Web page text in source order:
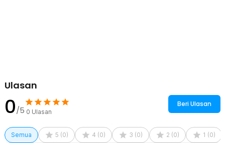
Ulasan
0/5 0 Ulasan
Beri Ulasan
Semua 5 (0) 4 (0) 3 (0) 2 (0) 1 (0)